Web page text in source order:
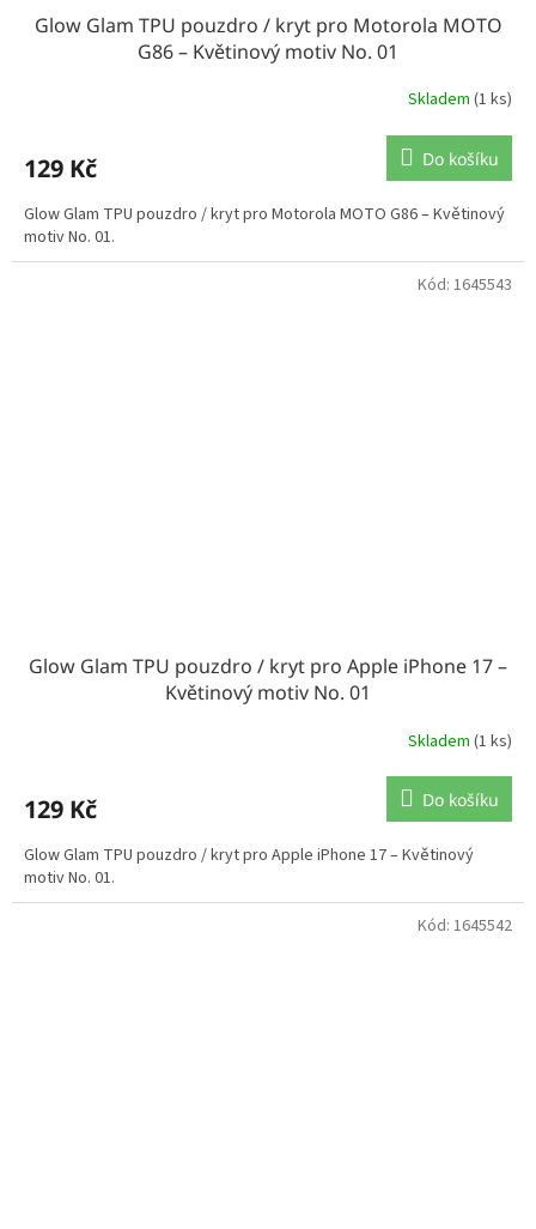
Glow Glam TPU pouzdro / kryt pro Motorola MOTO
G86 – Květinový motiv No. 01
Skladem (1 ks)
129 Kč Do košíku
Glow Glam TPU pouzdro / kryt pro Motorola MOTO G86 – Květinový
motiv No. 01.
Glow Glam TPU pouzdro / kryt pro Apple iPhone 17 –
Květinový motiv No. 01
Skladem (1 ks)
129 Kč Do košíku
Glow Glam TPU pouzdro / kryt pro Apple iPhone 17 – Květinový
motiv No. 01.
Kód: 1645543
Kód: 1645542